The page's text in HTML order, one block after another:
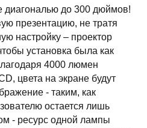
диагональю до 300 дюймов!
презентацию, не тратя
настройку – проектор
установка была как
4000 люмен
цвета на экране будут
- таким, как
остается лишь
- ресурс одной лампы